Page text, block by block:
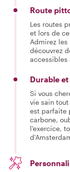
Route
Les routes
et lors de
Admirez les
découvrez
accessibles
Durable
Si vous
vie sain
est parfaite
carbone,
l'exercice,